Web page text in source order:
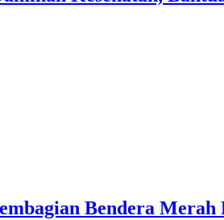
Bendera Merah